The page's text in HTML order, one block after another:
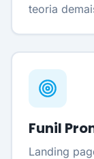
teoria
Funil
Landing